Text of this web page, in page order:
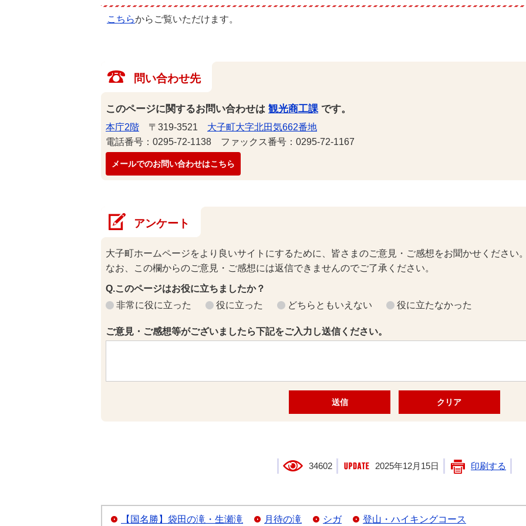
こちらからご覧いただけます。
問い合わせ先
このページに関するお問い合わせは 観光商工課 です。
本庁2階 〒319-3521 大子町大字北田気662番地
電話番号：0295-72-1138 ファックス番号：0295-72-1167
メールでのお問い合わせはこちら
アンケート
大子町ホームページをより良いサイトにするために、皆さまのご意見・ご感想をお聞かせください
なお、この欄からのご意見・ご感想には返信できませんのでご了承ください。
Q.このページはお役に立ちましたか？
非常に役に立った
役に立った どちらともいえない 役に立たなかった
ご意見・ご感想等がございましたら下記をご入力し送信ください。
34602 2025年12月15日 印刷する
【国名勝】袋田の滝・生瀬滝 月待の滝 シガ 登山・ハイキングコース